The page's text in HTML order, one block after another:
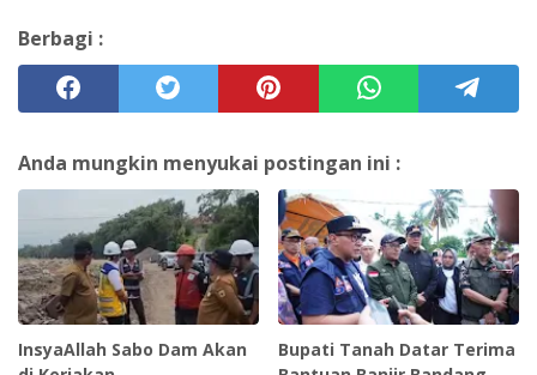
Berbagi :
Anda mungkin menyukai postingan ini :
InsyaAllah Sabo Dam Akan
Bupati Tanah Datar Terima